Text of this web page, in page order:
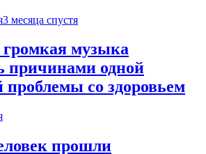
3 месяца спустя
музыка
причинами одной
проблемы со здоровьем
прошли